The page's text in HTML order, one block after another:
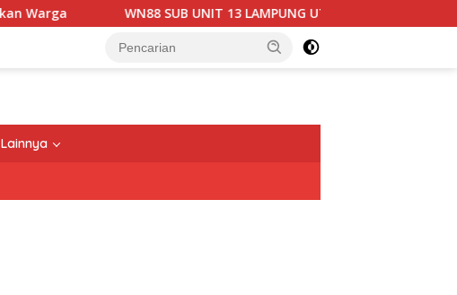
WN88 SUB UNIT 13 LAMPUNG UTARA GELAR RAPAT KOORDINASI
Lainnya